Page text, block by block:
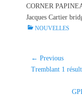
CORNER
Jacques Cartier
C
NOUVELLES
Navigation
de
← Previous
Previous
Tremblant 1